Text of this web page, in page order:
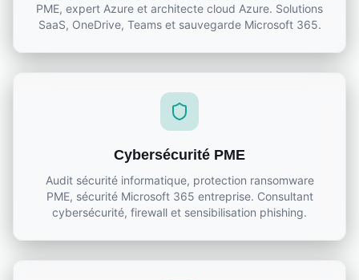
PME, expert Azure et architecte cloud Azure. Solutions
SaaS, OneDrive, Teams et sauvegarde Microsoft 365.
Cybersécurité PME
Audit sécurité informatique, protection ransomware
PME, sécurité Microsoft 365 entreprise. Consultant
cybersécurité, firewall et sensibilisation phishing.